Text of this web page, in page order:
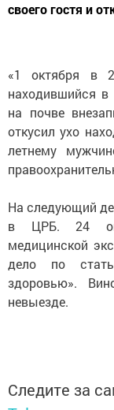
своего гостя и
«1 октября в
находившийся в
на почве
откусил ухо
летнему
На следующий
в ЦРБ. 24
медицинской
дело по
здоровью».
невыезде.
Следите за